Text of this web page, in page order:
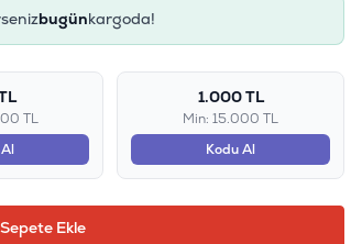
bugünkargoda!
TL
1.000 TL
Min: 15.000 TL
Kodu Al
Sepete Ekle